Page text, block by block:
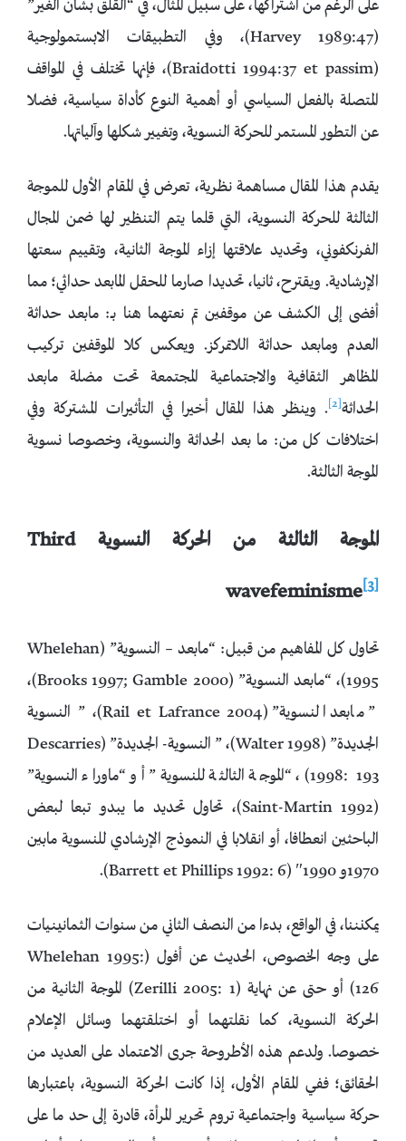
على الرغم من اشتراكها، على سبيل المثال، في “القلق بشأن الغير”
(Harvey 1989:47)، وفي التطبيقات الابستمولوجية
(Braidotti 1994:37 et passim)، فإنها تختلف في المواقف
المتصلة بالفعل السياسي أو أهمية النوع كأداة سياسية، فضلا
عن التطور المستمر للحركة النسوية، وتغيير شكلها وآلياتها.
يقدم هذا المقال مساهمة نظرية، تعرض في المقام الأول للموجة
الثالثة للحركة النسوية، التي قلما يتم التنظير لها ضمن المجال
الفرنكفوني، وتحديد علاقتها إزاء الموجة الثانية، وتقييم سعتها
الإرشادية. ويقترح، ثانيا، تحديدا صارما للحقل المابعد حداثي؛ مما
أفضى إلى الكشف عن موقفين تم نعتهما هنا بــ: مابعد حداثة
العدم ومابعد حداثة اللاتمركز. ويعكس كلا الموقفين تركيب
المظاهر الثقافية والاجتماعية المجتمعة تحت مضلة مابعد
الحداثة[2]
. وينظر هذا المقال أخيرا في التأثيرات المشتركة وفي
اختلافات كل من: ما بعد الحداثة والنسوية، وخصوصا نسوية
الموجة الثالثة.
الموجة الثالثة من الحركة النسويةThird
wavefeminisme[3]
تحاول كل المفاهيم من قبيل: “مابعد – النسوية” (Whelehan
1995)، “مابعد النسوية” (Brooks 1997; Gamble 2000)،
” مابعد النسوية” (Rail et Lafrance 2004)، ” النسوية
الجديدة” (Walter 1998)، ” النسوية- الجديدة” (Descarries
1998: 193)، “الموجة الثالثة للنسوية” أو “ماوراء النسوية”
(Saint-Martin 1992)، تحاول تحديد ما يبدو تبعا لبعض
الباحثين انعطافا، أو انقلابا في النموذج الإرشادي للنسوية مابين
1970و 1990″ (Barrett et Phillips 1992: 6).
يمكنننا، في الواقع، بدءا من النصف الثاني من سنوات الثمانينيات
على وجه الخصوص، الحديث عن أفول (Whelehan 1995:
126) أو حتى عن نهاية (Zerilli 2005: 1) الموجة الثانية من
الحركة النسوية، كما نقلتهما أو اختلقتهما وسائل الإعلام
خصوصا. ولدعم هذه الأطروحة جرى الاعتماد على العديد من
الحقائق؛ ففي المقام الأول، إذا كانت الحركة النسوية، باعتبارها
حركة سياسية واجتماعية تروم تحرير المرأة، قادرة إلى حد ما على